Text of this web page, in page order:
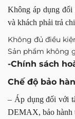
Không áp dụng đổi
và khách phải trả
Không đủ điều
Sản phẩm không
-Chính sách
Chế độ bảo
– Áp dụng đối với
DEMAX, bảo hành